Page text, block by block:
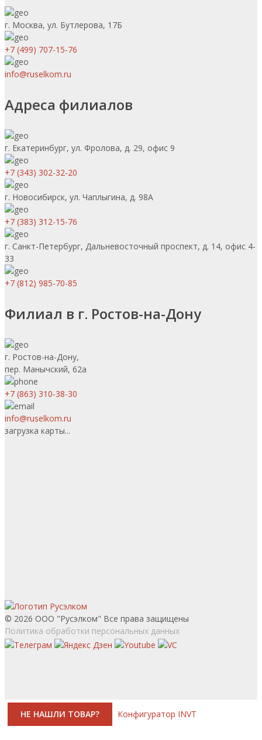
г. Москва, ул. Бутлерова, 17Б
+7 (499) 707-15-76
info@ruselkom.ru
Адреса филиалов
г. Екатеринбург, ул. Фролова, д. 29, офис 9
+7 (343) 302-32-20
г. Новосибирск, ул. Чаплыгина, д. 98А
+7 (383) 312-15-76
г. Санкт-Петербург, Дальневосточный проспект, д. 14, офис 4-
33
+7 (812) 985-70-85
Филиал в г. Ростов-на-Дону
г. Ростов-на-Дону,
пер. Манычский, 62а
+7 (863) 310-38-30
info@ruselkom.ru
загрузка карты...
© 2026 ООО "Русэлком" Все права защищены
Политика обработки персональных данных
НЕ НАШЛИ ТОВАР? Конфигуратор INVT